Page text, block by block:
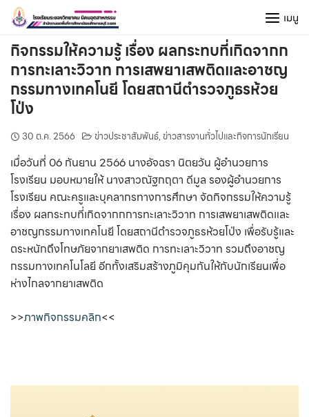
Skip
content
เมนู
กิจกรรมให้ความรู้ เรื่อง ผลกระทบที่เกิดจากก
การทะเลาะวิวาท การเสพยาเสพติดและอาชญ
กรรมทางเทคโนยี โดยสถานีตำรวจภูธรห้วย
โป่ง
30 ต.ค. 2566 ข่าวประชาสัมพันธ์,ข่าวสารงานทั่วไปและกิจการนักเรียน
เมื่อวันที่ 06 กันยาน 2566 นางอัจฉรา นิตยวัน ผู้อำนวยการ
โรงเรียน มอบหมายให้ นางสาวณัฐกฤตา ดีมูล รองผู้อำนวยการ
โรงเรียน คณะครูและบุคลากรทางการศึกษา จัดกิจกรรมให้ความรู้
เรื่อง ผลกระทบที่เกิดจากกการทะเลาะวิวาท การเสพยาเสพติดและ
อาชญกรรมทางเทคโนยี โดยสถานีตำรวจภูธรห้วยโป่ง เพื่อรับรู้และ
ตระหนักถึงโทษภัยจากยาเสพติด การทะเลาะวิวาท รวมถึงอาชญ
กรรมทางเทคโนโลยี อีกทั้งเสริมสร้างภูมิคุมกันให้กับนักเรียนเพื่อ
ห่างไกลจากยาเสพติด
>>ภาพกิจกรรมคลิก<<